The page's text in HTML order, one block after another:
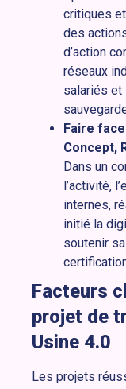
critiques
des
d’action
réseaux
salariés et
Faire
Concept,
Dans un
l’activité,
internes,
initié la
soutenir
Facteurs
projet de
Usine 4.0
Les projets